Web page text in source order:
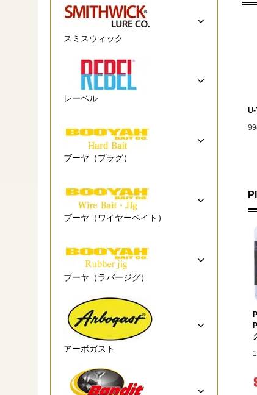
U-
スミスウィック
レーベル
ブーヤ（プラグ）
ブーヤ（ワイヤーベイト）
ブーヤ（ラバージグ）
アーボガスト